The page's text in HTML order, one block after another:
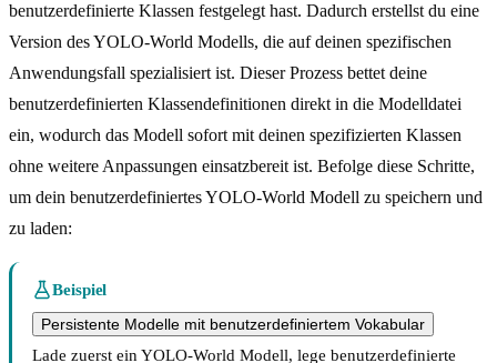
benutzerdefinierte Klassen festgelegt hast. Dadurch erstellst du eine
Version des YOLO-World Modells, die auf deinen spezifischen
Anwendungsfall spezialisiert ist. Dieser Prozess bettet deine
benutzerdefinierten Klassendefinitionen direkt in die Modelldatei
ein, wodurch das Modell sofort mit deinen spezifizierten Klassen
ohne weitere Anpassungen einsatzbereit ist. Befolge diese Schritte,
um dein benutzerdefiniertes YOLO-World Modell zu speichern und
zu laden:
Beispiel
Persistente Modelle mit benutzerdefiniertem Vokabular
Lade zuerst ein YOLO-World Modell, lege benutzerdefinierte